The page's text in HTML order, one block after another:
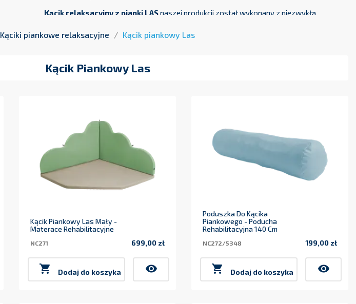
Kącik relaksacyjny z pianki LASnaszej produkcji został wykonany z niezwykłą
gwarantuje bezpieczne korzystanie przez naszych małych klientów. Materacyki
pianowe tworzące kącik las wykonane zostały z miękkiej i nietoksycznej pianki, a
przymocowania, dzięki którym jest
Kąciki piankowe relaksacyjne Kącik piankowy Las
Kącik Piankowy Las
Kącik Piankowy Las Mały -
Materace Rehabilitacyjne
NC271 699,00 zł
 Dodaj do koszyka visibility
Poduszka Do Kącika
Piankowego - Poducha
Rehabilitacyjna 140 Cm
NC272/5348 199,00 zł
 Dodaj do koszyka visibility